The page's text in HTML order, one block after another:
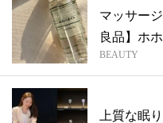
マッサー
良品】ホ
BEAUTY
上質な眠